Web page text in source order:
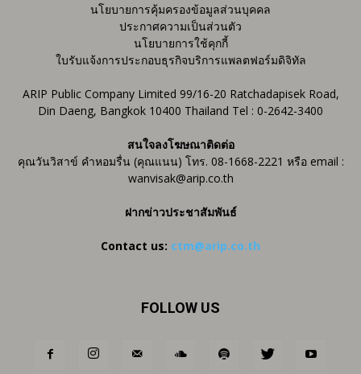
นโยบายการคุ้มครองข้อมูลส่วนบุคคล
ประกาศความเป็นส่วนตัว
นโยบายการใช้คุกกี้
ใบรับแจ้งการประกอบธุรกิจบริการแพลตฟอร์มดิจิทัล
ARIP Public Company Limited 99/16-20 Ratchadapisek Road,
Din Daeng, Bangkok 10400 Thailand Tel : 0-2642-3400
สนใจลงโฆษณาติดต่อ
คุณวันวิสาข์ คำหอมรื่น (คุณแนน) โทร. 08-1668-2221 หรือ email :
wanvisak@arip.co.th
ฝากข่าวประชาสัมพันธ์
Contact us: ctm@arip.co.th
FOLLOW US